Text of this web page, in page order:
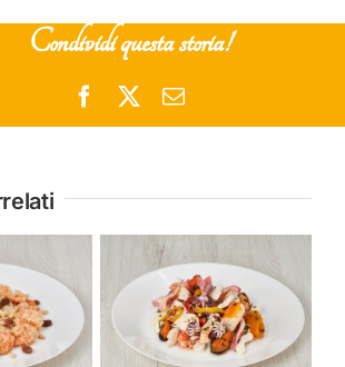
Condividi questa storia!
FacebookEmail